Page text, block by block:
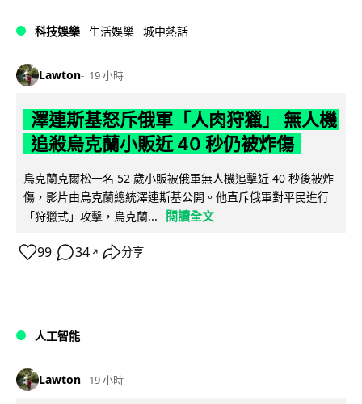
科技娛樂 生活娛樂 城中熱話
Lawton 19 小時
澤連斯基怒斥俄軍「人肉狩獵」 無人機
追殺烏克蘭小販近 40 秒仍被炸傷
烏克蘭克爾松一名 52 歲小販被俄軍無人機追擊近 40 秒後被炸
傷，影片由烏克蘭總統澤連斯基公開。他直斥俄軍對平民進行
「狩獵式」攻擊，烏克蘭...
閱讀全文
99 34 ↗ 分享
人工智能
Lawton 19 小時